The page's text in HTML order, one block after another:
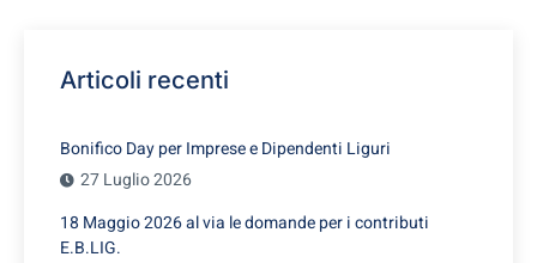
Articoli recenti
Bonifico Day per Imprese e Dipendenti Liguri
27 Luglio 2026
18 Maggio 2026 al via le domande per i contributi
E.B.LIG.